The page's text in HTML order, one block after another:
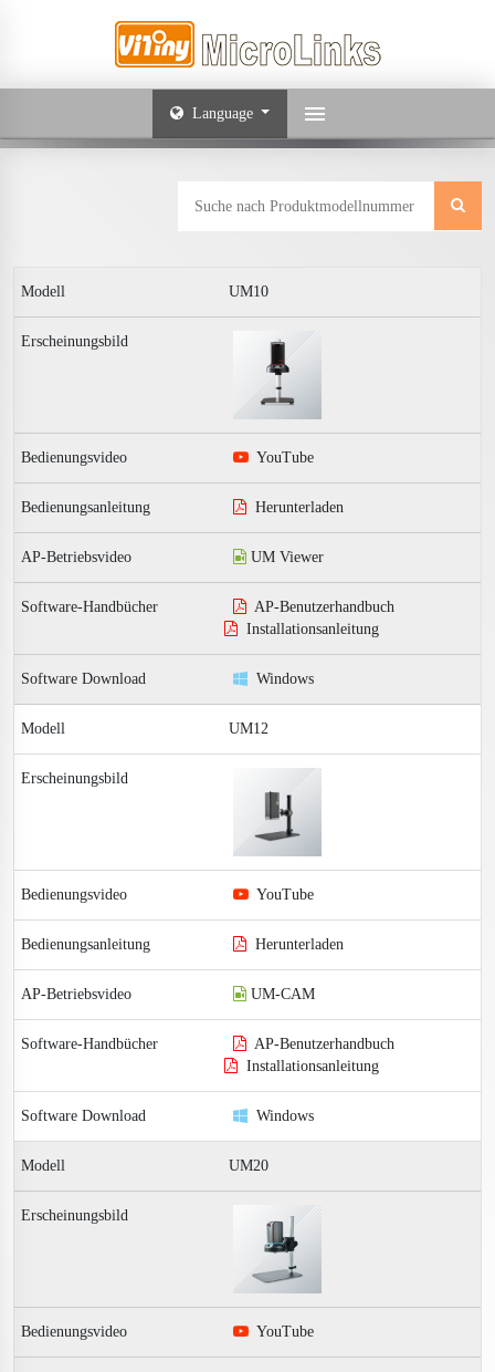
Language
UM10
YouTube
Herunterladen
UM Viewer
AP-Benutzerhandbuch
Installationsanleitung
Windows
UM12
YouTube
Herunterladen
UM-CAM
AP-Benutzerhandbuch
Installationsanleitung
Windows
UM20
YouTube